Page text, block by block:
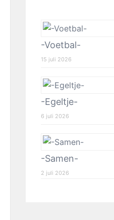
-Voetbal-
15 juli 2026
-Egeltje-
6 juli 2026
-Samen-
2 juli 2026